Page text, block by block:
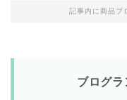
記事内に商品プ
ブログラ